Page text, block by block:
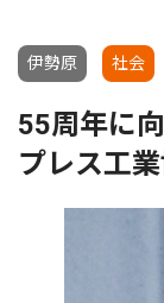
伊勢原 社会
55周年に
プレス工